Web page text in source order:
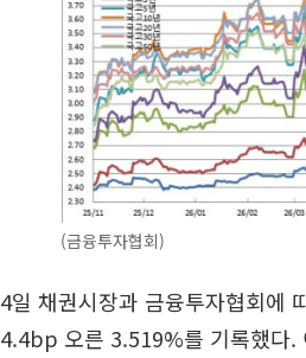
(금융투자협회)
4일 채권시장과 금융투자협회에
4.4bp 오른 3.519%를 기록했다